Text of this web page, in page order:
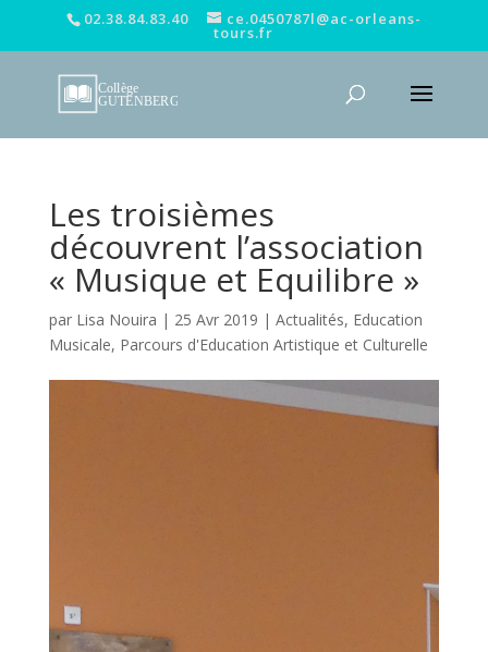
02.38.84.83.40 ce.0450787l@ac-orleans-
tours.fr
Les troisièmes
découvrent l’association
« Musique et Equilibre »
par Lisa Nouira | 25 Avr 2019 | Actualités, Education
Musicale, Parcours d'Education Artistique et Culturelle